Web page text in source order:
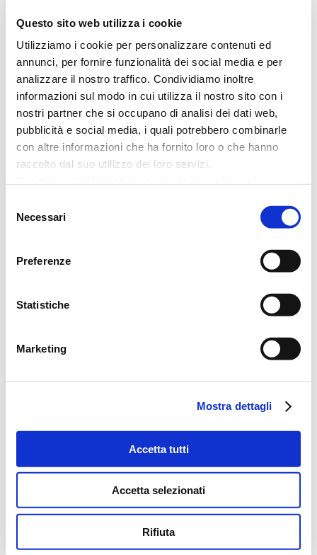
Questo sito web utilizza i cookie
Utilizziamo i cookie per personalizzare contenuti ed
annunci, per fornire funzionalità dei social media e per
analizzare il nostro traffico. Condividiamo inoltre
informazioni sul modo in cui utilizza il nostro sito con i
nostri partner che si occupano di analisi dei dati web,
pubblicità e social media, i quali potrebbero combinarle
con altre informazioni che ha fornito loro o che hanno
raccolto dal suo utilizzo dei loro servizi.
delNecessari
Preferenze
Statistiche
Marketing
Mostra dettagli
Accetta tutti
Accetta selezionati
Rifiuta
credito creditoefinanza
fiaip finanziamenti Pmi
mediazione creditizia mikeferry
Post recenti
Palermo
Convention 2026: “ONE. Una Rete,
un Traguardo, una Visione” Auxilia
Finance celebra 15 anni di crescita,
innovazione e persone